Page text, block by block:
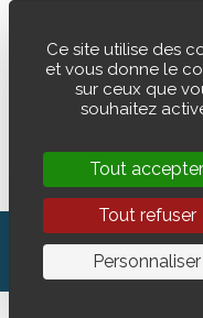
religieux, nous
ecoutevictimes@corref.fr
parallèlement àsignaler
Pour les webmasters
Edité par la
Ce site utilise des
et vous donne le
sur ceux que
souhaitez
Tout accepter
Tout refuser
Personnaliser